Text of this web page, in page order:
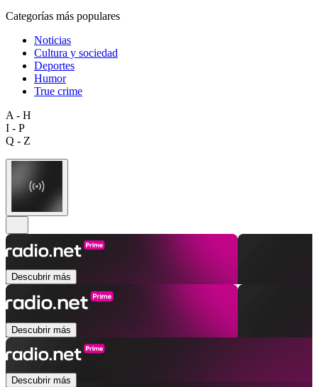
Categorías más populares
Noticias
Cultura y sociedad
Deportes
Humor
True crime
A - H
I - P
Q - Z
Descubrir más
Descubrir más
Descubrir más